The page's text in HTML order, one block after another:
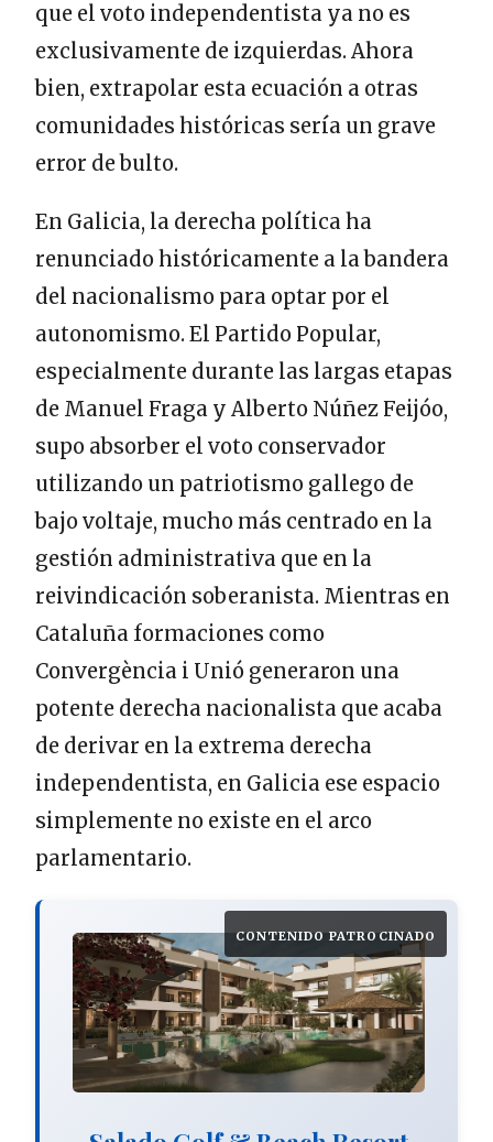
que el voto independentista ya no es
exclusivamente de izquierdas. Ahora
bien, extrapolar esta ecuación a otras
comunidades históricas sería un grave
error de bulto.
En Galicia, la derecha política ha
renunciado históricamente a la bandera
del nacionalismo para optar por el
autonomismo. El Partido Popular,
especialmente durante las largas etapas
de Manuel Fraga y Alberto Núñez Feijóo,
supo absorber el voto conservador
utilizando un patriotismo gallego de
bajo voltaje, mucho más centrado en la
gestión administrativa que en la
reivindicación soberanista. Mientras en
Cataluña formaciones como
Convergència i Unió generaron una
potente derecha nacionalista que acaba
de derivar en la extrema derecha
independentista, en Galicia ese espacio
simplemente no existe en el arco
parlamentario.
CONTENIDO PATROCINADO